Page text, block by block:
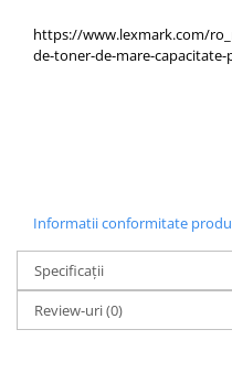
Componente
SSD-uri interne
Hard disk-uri interne
Surse
Carcase
https://www.lexmark.com/
de-toner-de-mare-capacitate-
Informatii conformitate
Specificații
Review-uri(0)